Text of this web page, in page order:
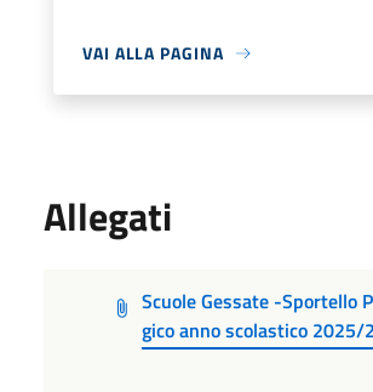
VAI ALLA PAGINA
Allegati
Scuole Gessate -Sportello
gico anno scolastico 2025/